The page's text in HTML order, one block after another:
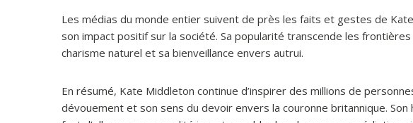
Les médias du monde entier suivent de près les faits et gestes de
son impact positif sur la société. Sa popularité transcende les
charisme naturel et sa bienveillance envers autrui.
En résumé, Kate Middleton continue d’inspirer des millions de
dévouement et son sens du devoir envers la couronne britannique.